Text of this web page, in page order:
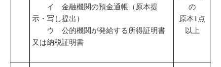
イ 金融機関の預金通帳（原本提
示・写し提出）
ウ 公的機関が発給する所得証明書
又は納税証明書
の
原本1点
以上